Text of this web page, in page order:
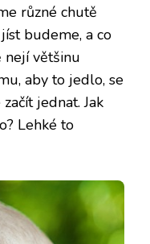
různé chutě
budeme, a co
nejí většinu
aby to jedlo, se
jednat. Jak
Lehké to